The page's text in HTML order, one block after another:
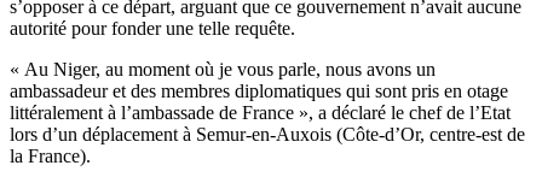
s’opposer à ce départ, arguant que ce gouvernement n’avait aucune
autorité pour fonder une telle requête.
« Au Niger, au moment où je vous parle, nous avons un
ambassadeur et des membres diplomatiques qui sont pris en otage
littéralement à l’ambassade de France », a déclaré le chef de l’Etat
lors d’un déplacement à Semur-en-Auxois (Côte-d’Or, centre-est de
la France).